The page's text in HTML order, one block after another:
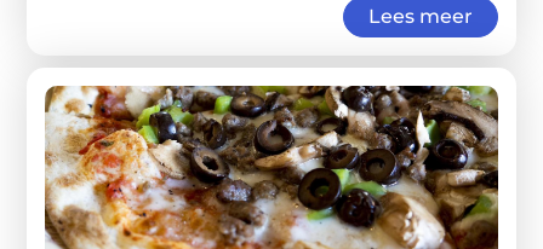
Lees meer